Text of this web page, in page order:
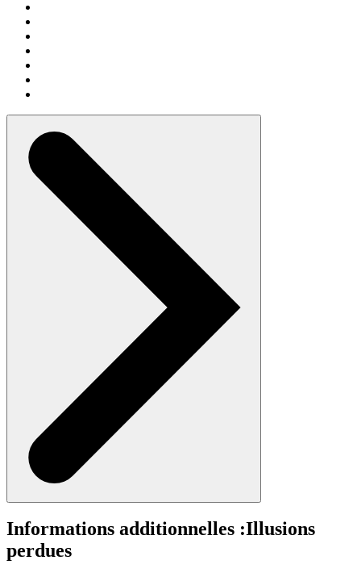
Informations additionnelles :Illusions
perdues